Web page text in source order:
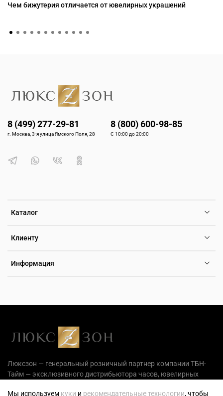
Чем бижутерия отличается от ювелирных украшений
Каталог
Клиенту
Информация
8 (499) 277-29-81
г. Москва, 3-я улица Ямского Поля, 28
8 (800) 600-98-85
С 10:00 до 20:00
Люксзон — генеральный розничный партнер компании ТБН-
Тайм — эксклюзивного дистрибьютора часов, ювелирных
Мы используем куки и рекомендательные технологии, чтобы